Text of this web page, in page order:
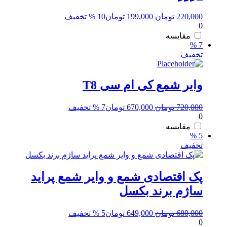
220,000 تومان قیمت
199,000 تومان10 % تخفیف
0
مقایسه
7 %
تخفیف
وایر شمع کی ام سی T8
720,000 تومان قیمت
670,000 تومان7 % تخفیف
0
مقایسه
5 %
تخفیف
پک اقتصادی شمع و وایر شمع پراید
ساژم برند بکسل
680,000 تومان قیمت
649,000 تومان5 % تخفیف
0